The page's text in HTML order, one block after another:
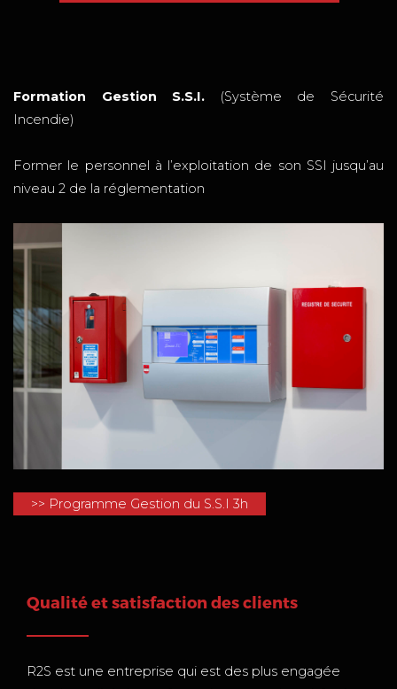
Formation Gestion S.S.I. (Système de Sécurité
Incendie)
Former le personnel à l’exploitation de son SSI jusqu’au
niveau 2 de la réglementation
>> Programme Gestion du S.S.I 3h
Qualité et satisfaction des clients
R2S est une entreprise qui est des plus engagée